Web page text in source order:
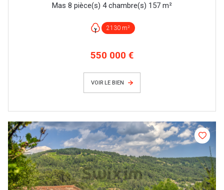
Mas 8 pièce(s) 4 chambre(s) 157 m²
2130 m²
550 000 €
VOIR LE BIEN